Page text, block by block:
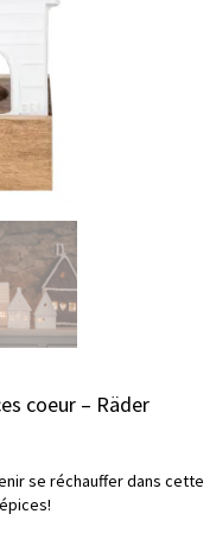
coeur – Räder
se réchauffer dans cette